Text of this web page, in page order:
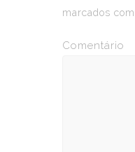
marcados com
Comentário